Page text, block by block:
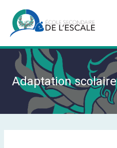
contenu
Adaptation scolaire